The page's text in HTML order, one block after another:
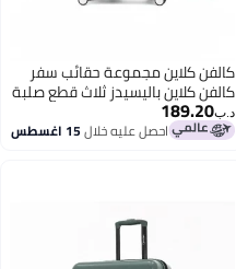
كالفن كلاين مجموعة حقائب سفر
كالفن كلاين باليسيدز ثلاث قطع صلبة
بعجلات للجنسين خفيفة الوزن للغاية
من بعجلات دوارة ألوان فلينستون
د.ب‏189.20
احصل عليه خلال15 اغسطس